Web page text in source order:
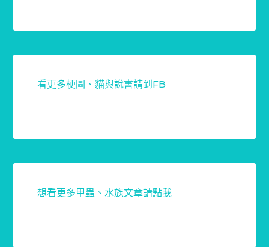
看更多梗圖、貓與說書請到FB
想看更多甲蟲、水族文章請點我